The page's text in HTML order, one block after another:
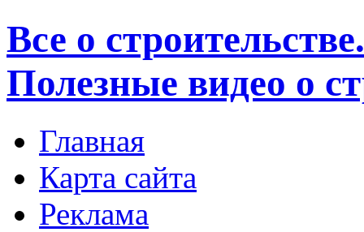
Все о
Полезные видео о
Главная
Карта сайта
Реклама